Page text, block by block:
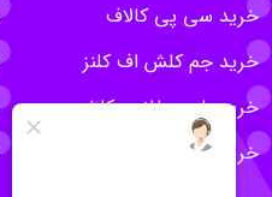
خرید سی پی کالاف
خرید جم کلش اف کلنز
خرید بلیت طلایی کلش
خرید روبلاکس